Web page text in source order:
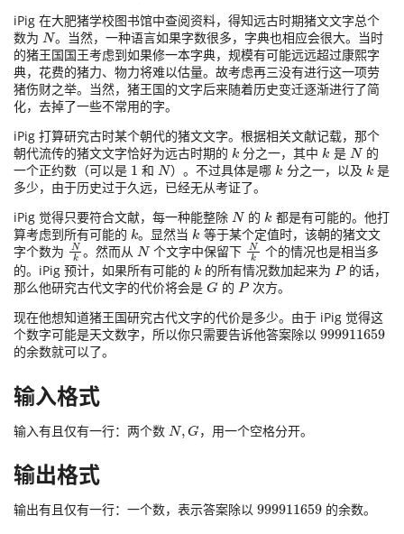
iPig 在大肥猪学校图书馆中查阅资料，得知远古时期猪文文字总个
数为
。当然，一种语言如果字数很多，字典也相应会很大。当时
的猪王国国王考虑到如果修一本字典，规模有可能远远超过康熙字
典，花费的猪力、物力将难以估量。故考虑再三没有进行这一项劳
猪伤财之举。当然，猪王国的文字后来随着历史变迁逐渐进行了简
化，去掉了一些不常用的字。
iPig 打算研究古时某个朝代的猪文文字。根据相关文献记载，那个
朝代流传的猪文文字恰好为远古时期的
分之一，其中 是
的
一个正约数（可以是
和 ）。不过具体是哪 分之一，以及
是
多少，由于历史过于久远，已经无从考证了。
iPig 觉得只要符合文献，每一种能整除
的
都是有可能的。他打
算考虑到所有可能的
。显然当
等于某个定值时，该朝的猪文文
字个数为
。然而从 个文字中保留下
个的情况也是相当多
的。iPig 预计，如果所有可能的
的所有情况数加起来为
的话，
那么他研究古代文字的代价将会是
的
次方。
现在他想知道猪王国研究古代文字的代价是多少。由于 iPig 觉得这
个数字可能是天文数字，所以你只需要告诉他答案除以
的余数就可以了。
输入格式
输入有且仅有一行：两个数 ，用一个空格分开。
输出格式
输出有且仅有一行：一个数，表示答案除以 的余数。